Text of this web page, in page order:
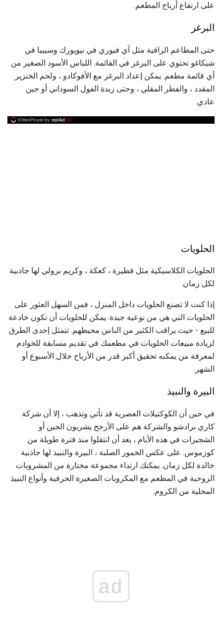
على ارتفاع أرباح المطعم.
البرغر
حتى المطاعم الراقية مثل آي فيوري في نيويورك وسيبيا في
شيكاغو تحتوي على البرغر في القائمة. اللباس الأسود الصغير من
أي قائمة مطعم. يمكن إعداد البرغر مع الأفوكادو ، ولحم الخنزير
المقدد ، والفطر المقلي ، وحتى زبدة الفول السوداني أو جين
عادي.
الحلويات
الحلويات الكلاسيكية مثل فطيرة ، كعكة ، وكريم برولي لها جاذبية
لكل زمان.
إذا كنت لا تصنع الحلويات داخل المنزل ، فمن السهل العثور على
الحلويات التي هي من نوعية جيدة. يمكن للحلويات أن تكون خادعة
للبيع - حيث يراقب الكثير من الناس محيطهم. تتمثل إحدى الطرق
لزيادة مبيعات الحلويات في مطعمك في تقديم مسابقة للخوادم
لمعرفة من يمكنه تحقيق أكبر قدر من الأرباح خلال الأسبوع أو
الشهر.
البيرة والنبيذ
في حين أن الكوكتيلات العصرية قد تأتي وتذهب ، إلا أن شركة
كاري برادشو والشركة هم على الأرجح يشربون الجين أو
الشجيرات في هذه الأيام ، بعد أن انتقلوا منذ فترة طويلة من
كوزموس. على عكس الخمور الصلبة ، البيرة والنبيذ لها جاذبية
خالدة لكل زمان. يمكنك ارتداء مجموعة مختارة من المشروبات
الروحية في المطعم مع المكروبات الصغيرة الحرفية وأنواع النبيذ
المحلية من الكروم.
ad